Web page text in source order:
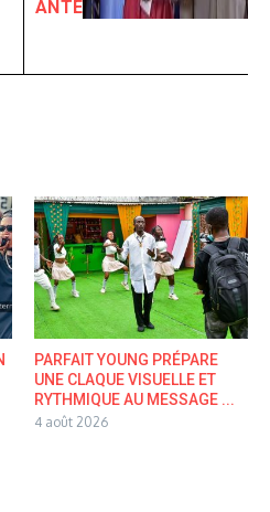
ANTE
PARFAIT YOUNG PRÉPARE
UNE CLAQUE VISUELLE ET
RYTHMIQUE AU MESSAGE ...
4 août 2026